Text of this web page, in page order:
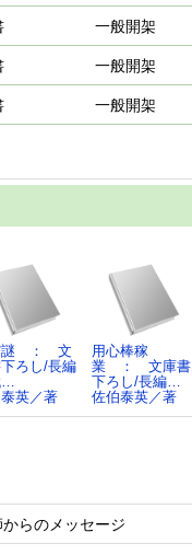
一般開架
一般開架
一般開架
謎 ： 文
ろし/長編
…
英／著
用心棒稼
業 ： 文庫書
下ろし/長編…
佐伯泰英／著
らのメッセージ